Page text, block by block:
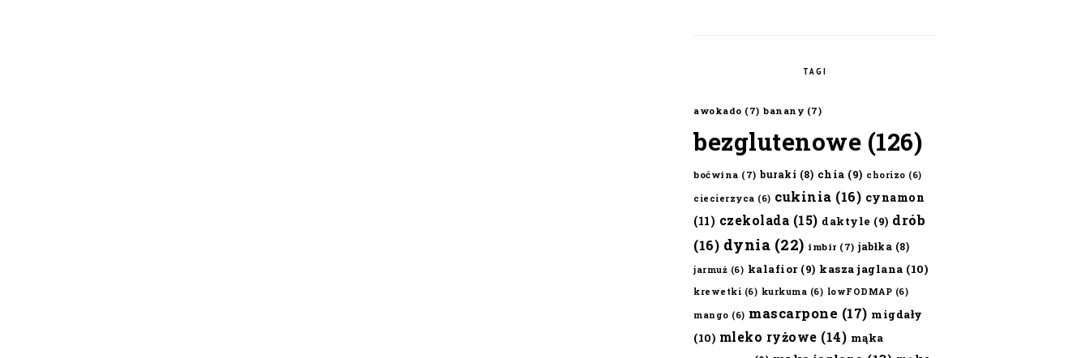
TAGI
awokado (7) banany (7)
bezglutenowe (126)
boćwina (7) buraki (8) chia (9) chorizo (6)
ciecierzyca (6) cukinia (16) cynamon
(11) czekolada (15) daktyle (9) drób
(16) dynia (22) imbir (7) jabłka (8)
jarmuż (6) kalafior(9) kasza jaglana (10)
krewetki (6) kurkuma (6) lowFODMAP (6)
mango (6) mascarpone (17) migdały
(10) mleko ryżowe (14) mąka